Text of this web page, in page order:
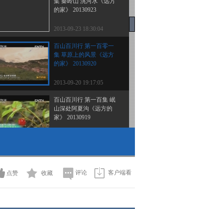
的家》 20130923
2013-09-23 18:30:04
百山百川行 第一百零一
集 草原上的风景《远方
的家》 20130920
2013-09-20 19:17:05
百山百川行 第一百集 岷
山深处阿夏沟《远方的
家》 20130919
《远方的家》 20130918
2013-09-18 18:26:10
百山百川行 第九十八集
点赞 收藏 评论 客户端看